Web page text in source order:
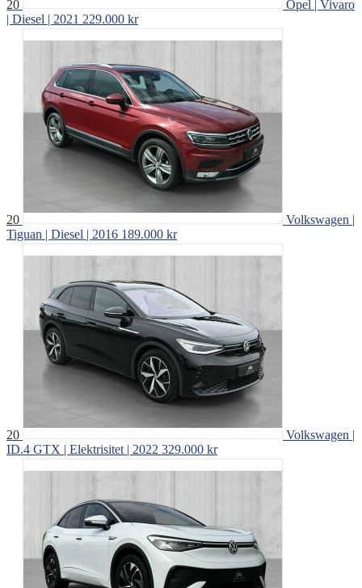
20
Opel | Vivaro
| Diesel | 2021 229.000 kr
20
Volkswagen |
Tiguan | Diesel | 2016 189.000 kr
20
Volkswagen |
ID.4 GTX | Elektrisitet | 2022 329.000 kr